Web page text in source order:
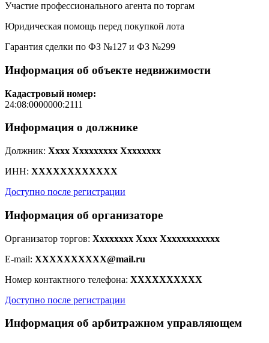
Участие профессионального агента по торгам
Юридическая помощь перед покупкой лота
Гарантия сделки по ФЗ №127 и ФЗ №299
Информация об объекте недвижимости
Кадастровый номер:
24:08:0000000:2111
Информация о должнике
Должник: Xxxx Xxxxxxxxx Xxxxxxxx
ИНН: XXXXXXXXXXXX
Доступно после регистрации
Информация об организаторе
Организатор торгов: Xxxxxxxx Xxxx Xxxxxxxxxxxx
E-mail: XXXXXXXXXX@mail.ru
Номер контактного телефона: XXXXXXXXXX
Доступно после регистрации
Информация об арбитражном управляющем